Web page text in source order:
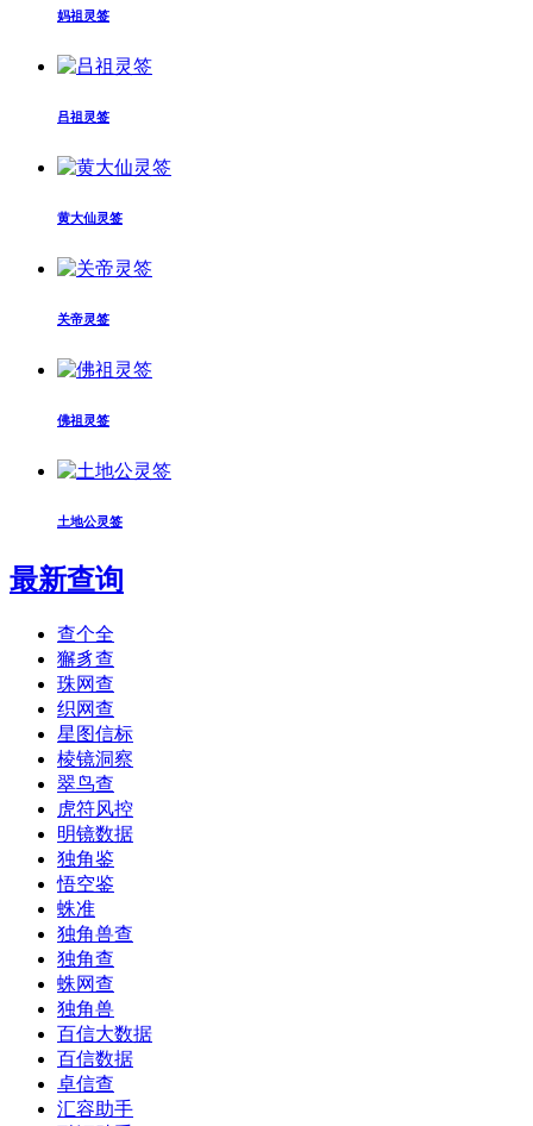
妈祖灵签
吕祖灵签
黄大仙灵签
关帝灵签
佛祖灵签
土地公灵签
最新查询
查个全
獬豸查
珠网查
织网查
星图信标
棱镜洞察
翠鸟查
虎符风控
明镜数据
独角鉴
悟空鉴
蛛准
独角兽查
独角查
蛛网查
独角兽
百信大数据
百信数据
卓信查
汇容助手